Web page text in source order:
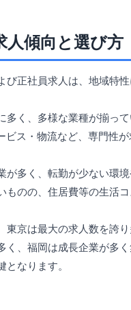
人傾向と選び方
び正社員求人は、地域特
多く、多様な業種が揃っ
ビス・物流など、専門性
が多く、転勤が少ない環
ものの、住居費等の生活
東京は最大の求人数を誇
く、福岡は成長企業が多
となります。